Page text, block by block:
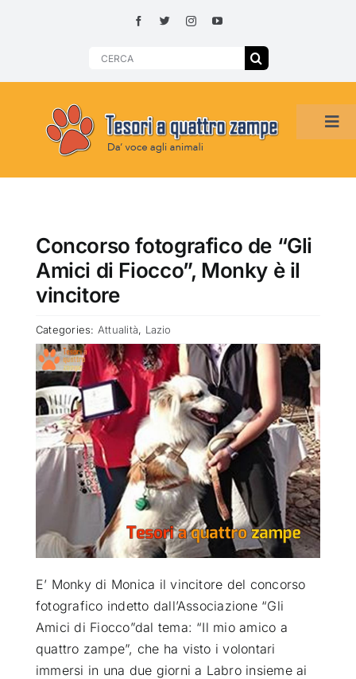
Search
HOME
SMARRITI O DA ADOTTARE
ADOTTATI O RITROVATI
ATTUALITÀ
CHI SIAMO
RUBRICHE
SEMPRE CON ME
Concorso fotografico de “Gli
Amici di Fiocco”, Monky è il
vincitore
Categories: Attualità, Lazio
E’ Monky di Monica il vincitore del concorso
fotografico indetto dall’Associazione “Gli
Amici di Fiocco”dal tema: “Il mio amico a
quattro zampe”, che ha visto i volontari
immersi in una due giorni a Labro insieme ai